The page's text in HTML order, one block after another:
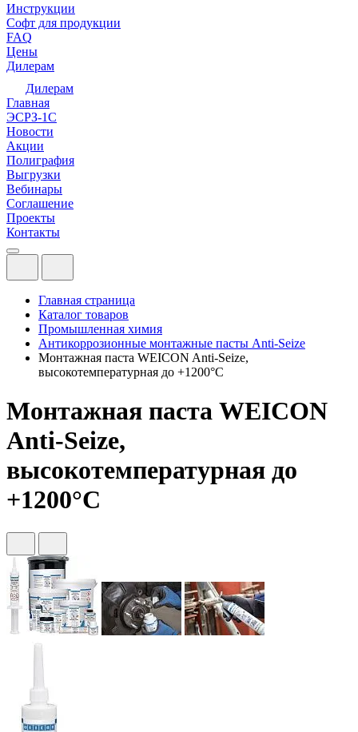
Инструкции
Софт для продукции
FAQ
Цены
Дилерам
Дилерам
Главная
ЭСРЗ-1С
Новости
Акции
Полиграфия
Выгрузки
Вебинары
Соглашение
Проекты
Контакты
Главная страница
Каталог товаров
Промышленная химия
Антикоррозионные монтажные пасты Anti-Seize
Монтажная паста WEICON Anti-Seize,
высокотемпературная до +1200°С
Монтажная паста WEICON
Anti-Seize,
высокотемпературная до
+1200°С